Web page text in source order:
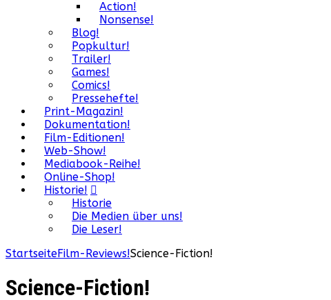
Action!
Nonsense!
Blog!
Popkultur!
Trailer!
Games!
Comics!
Pressehefte!
Print-Magazin!
Dokumentation!
Film-Editionen!
Web-Show!
Mediabook-Reihe!
Online-Shop!
Historie!
Historie
Die Medien über uns!
Die Leser!
StartseiteFilm-Reviews!Science-Fiction!
Science-Fiction!